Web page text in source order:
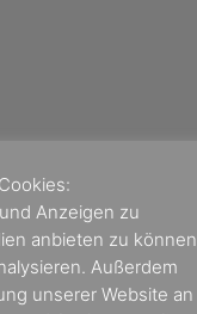
Anzeigen zu
anbieten zu können
Außerdem
unserer Website an